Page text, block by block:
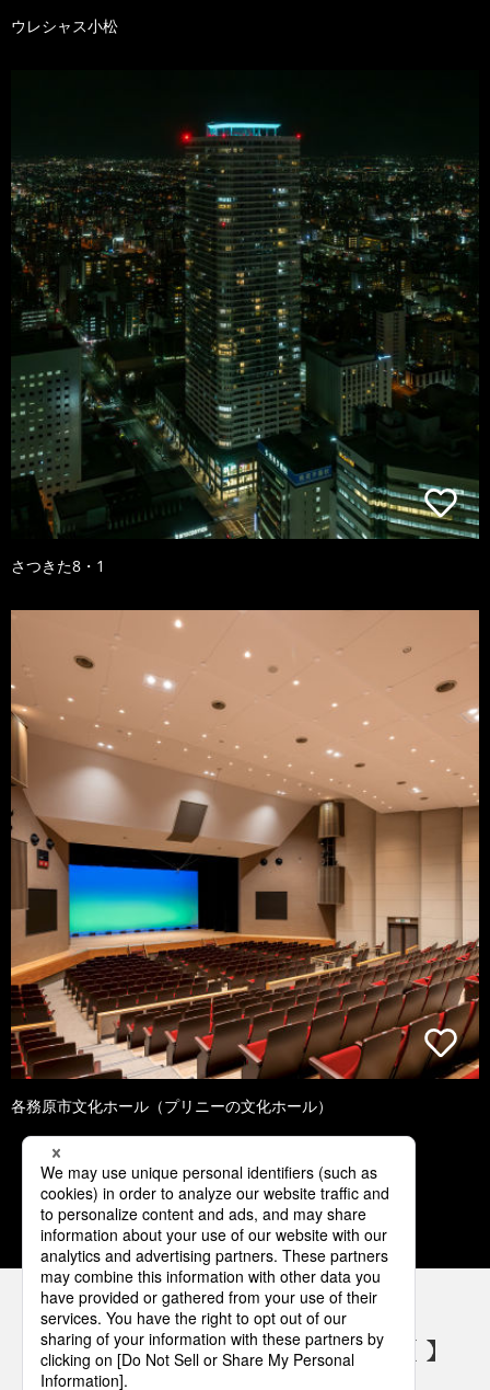
ウレシャス小松
さつきた8・1
各務原市文化ホール（プリニーの文化ホール）
1 2 3 4 5
パナソニックの電気設備 SNSアカウント